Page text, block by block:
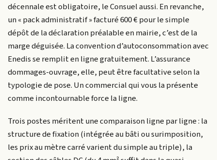
décennale est obligatoire, le Consuel aussi. En revanche,
un « pack administratif » facturé 600 € pour le simple
dépôt de la déclaration préalable en mairie, c’est de la
marge déguisée. La convention d’autoconsommation avec
Enedis se remplit en ligne gratuitement. L’assurance
dommages-ouvrage, elle, peut être facultative selon la
typologie de pose. Un commercial qui vous la présente
comme incontournable force la ligne.
Trois postes méritent une comparaison ligne par ligne : la
structure de fixation (intégrée au bâti ou surimposition,
les prix au mètre carré varient du simple au triple), la